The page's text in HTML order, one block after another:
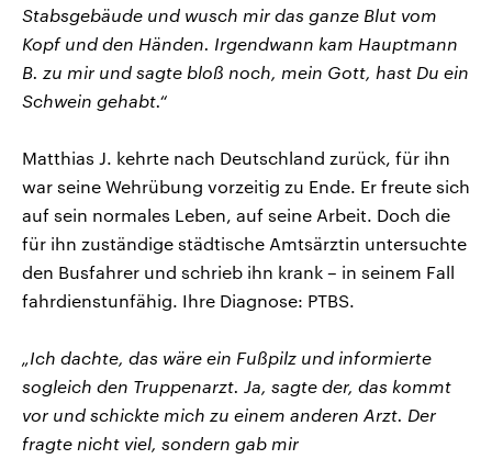
Stabsgebäude und wusch mir das ganze Blut vom
Kopf und den Händen. Irgendwann kam Hauptmann
B. zu mir und sagte bloß noch, mein Gott, hast Du ein
Schwein gehabt.“
Matthias J. kehrte nach Deutschland zurück, für ihn
war seine Wehrübung vorzeitig zu Ende. Er freute sich
auf sein normales Leben, auf seine Arbeit. Doch die
für ihn zuständige städtische Amtsärztin untersuchte
den Busfahrer und schrieb ihn krank – in seinem Fall
fahrdienstunfähig. Ihre Diagnose: PTBS.
„Ich dachte, das wäre ein Fußpilz und informierte
sogleich den Truppenarzt. Ja, sagte der, das kommt
vor und schickte mich zu einem anderen Arzt. Der
fragte nicht viel, sondern gab mir